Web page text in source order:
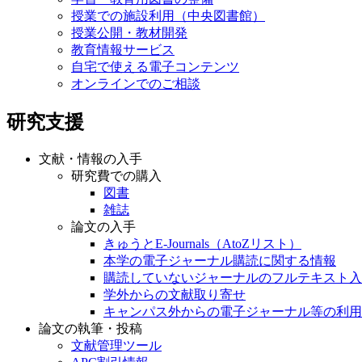
授業での施設利用（中央図書館）
授業公開・教材開発
教育情報サービス
自宅で使える電子コンテンツ
オンラインでのご相談
研究支援
文献・情報の入手
研究費での購入
図書
雑誌
論文の入手
きゅうとE-Journals（AtoZリスト）
本学の電子ジャーナル購読に関する情報
購読していないジャーナルのフルテキスト
学外からの文献取り寄せ
キャンパス外からの電子ジャーナル等の利用
論文の執筆・投稿
文献管理ツール